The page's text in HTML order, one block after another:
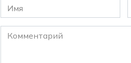
Имя
*
*
Комментарий